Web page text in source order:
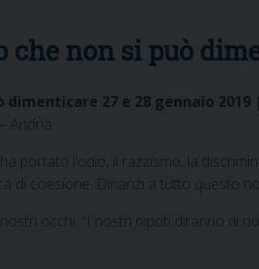
che non si può
27 e 28 gennaio 2019 |
Andria
portato l’odio, il razzismo, la
di coesione. Dinanzi a tutto questo
occhi. “I nostri nipoti diranno di